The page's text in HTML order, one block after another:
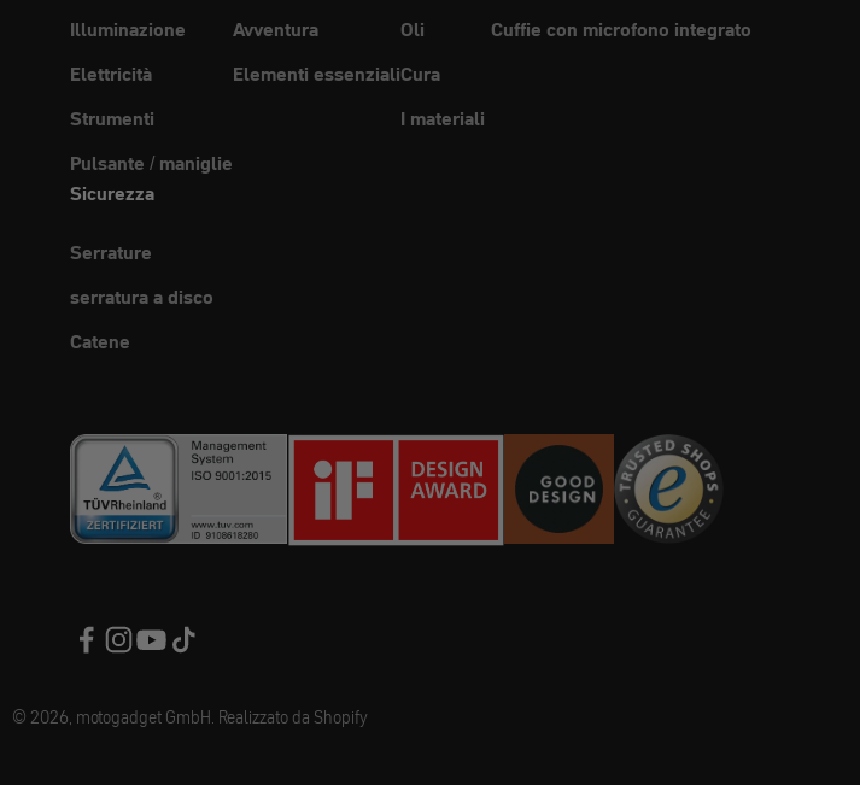
Illuminazione
Elettricità
Strumenti
Pulsante / maniglie
Avventura
Elementi essenziali
Oli
Cura
I materiali
Cuffie con microfono integrato
Sicurezza
Serrature
serratura a disco
Catene
© 2026, motogadget GmbH. Realizzato da Shopify